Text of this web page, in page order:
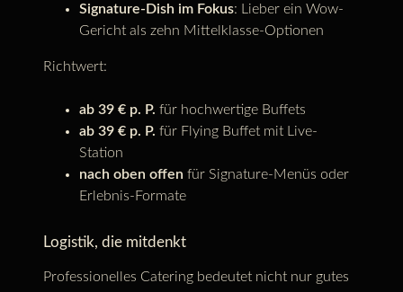
Signature-Dish im Fokus: Lieber ein Wow-
Gericht als zehn Mittelklasse-Optionen
Richtwert:
ab 39 € p. P. für hochwertige Buffets
ab 39 € p. P. für Flying Buffet mit Live-
Station
nach oben offen für Signature-Menüs oder
Erlebnis-Formate
Logistik, die mitdenkt
Professionelles Catering bedeutet nicht nur gutes